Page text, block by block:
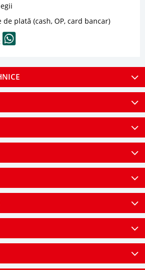
plată (cash, OP, card bancar)